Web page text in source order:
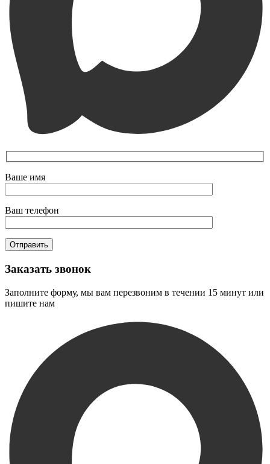
Ваше имя
Ваш телефон
Заказать звонок
Заполните форму, мы вам перезвоним в течении 15 минут или
пишите нам